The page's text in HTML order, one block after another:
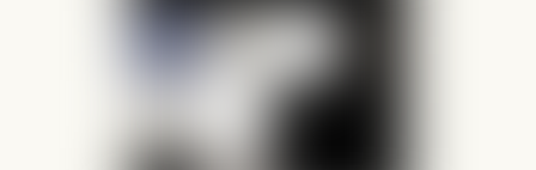
options
peuvent
choisies